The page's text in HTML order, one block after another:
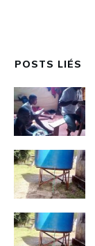
POSTS LIÉS